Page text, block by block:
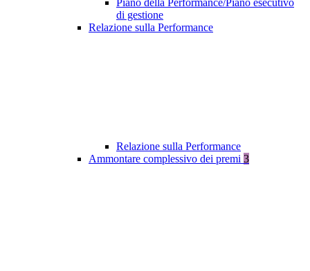
Piano della Performance/Piano esecutivo
di gestione
Relazione sulla Performance
Relazione sulla Performance
Ammontare complessivo dei premi 3